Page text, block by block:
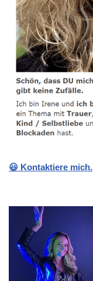
😃 Kontaktiere mich.